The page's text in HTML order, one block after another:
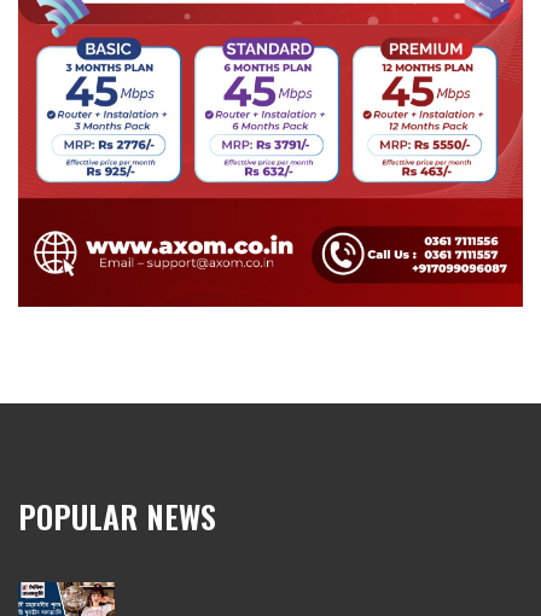
POPULAR NEWS